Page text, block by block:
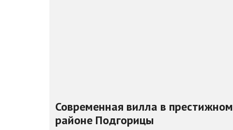
Современная вилла в престижном
районе Подгорицы